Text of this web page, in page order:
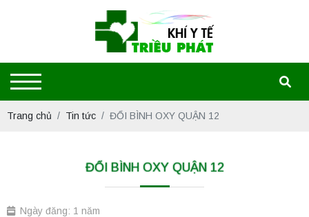
Trang chủ Tin tức ĐỔI BÌNH OXY QUẬN 12
ĐỔI BÌNH OXY QUẬN 12
Ngày đăng: 1 năm